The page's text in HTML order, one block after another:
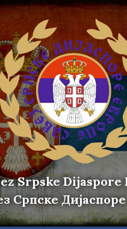
Srpske Dijaspore
Српске